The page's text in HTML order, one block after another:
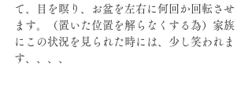
て、目を瞑り、お盆を左右に何回か回転させ
ます。（置いた位置を解らなくする為）家族
にこの状況を見られた時には、少し笑われま
す、、、、